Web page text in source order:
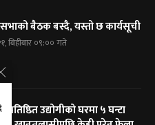
सभाको बैठक बस्दै, यस्तो छ कार्यसूची
बिहीबार ०९:०० गते
उद्योगीको घरमा ५ घन्टा